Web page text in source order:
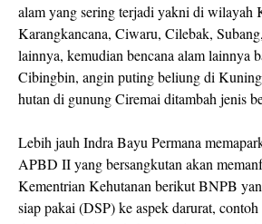
alam yang sering terjadi yakni di wilayah
Karangkancana, Ciwaru, Cilebak,
lainnya, kemudian bencana alam lainnya
Cibingbin, angin puting beliung di
hutan di gunung Ciremai ditambah jenis
Lebih jauh Indra Bayu Permana
APBD II yang bersangkutan akan
Kementrian Kehutanan berikut BNPB
siap pakai (DSP) ke aspek darurat,